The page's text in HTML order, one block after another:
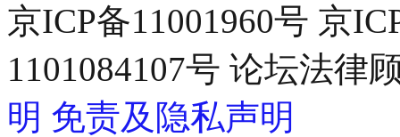
京ICP备11001960号 京
1101084107号 论坛法律
明 免责及隐私声明